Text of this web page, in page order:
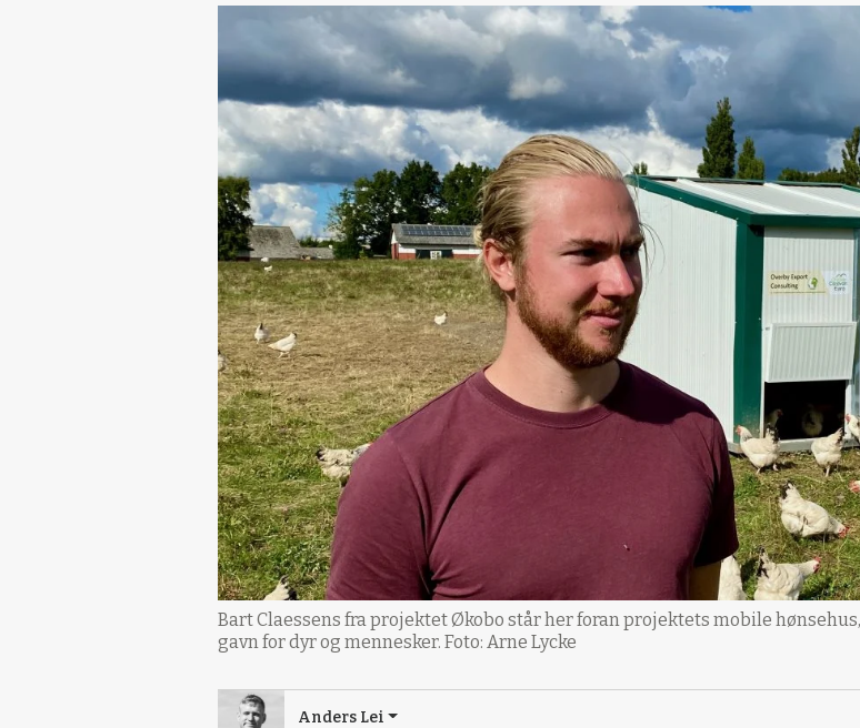
Bart Claessens fra projektet Økobo står her foran projektets mobile
gavn for dyr og mennesker. Foto: Arne Lycke
Anders Lei